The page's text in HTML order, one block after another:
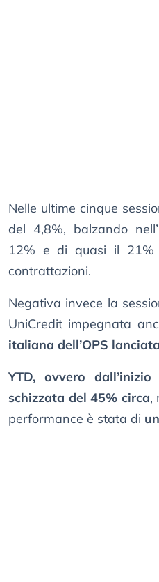
Nelle ultime cinque
del 4,8%, balzando
12% e di quasi il
contrattazioni.
Negativa invece la
UniCredit impegnata
italiana dell’OPS
YTD, ovvero
schizzata del 45% circa,
performance è stata di